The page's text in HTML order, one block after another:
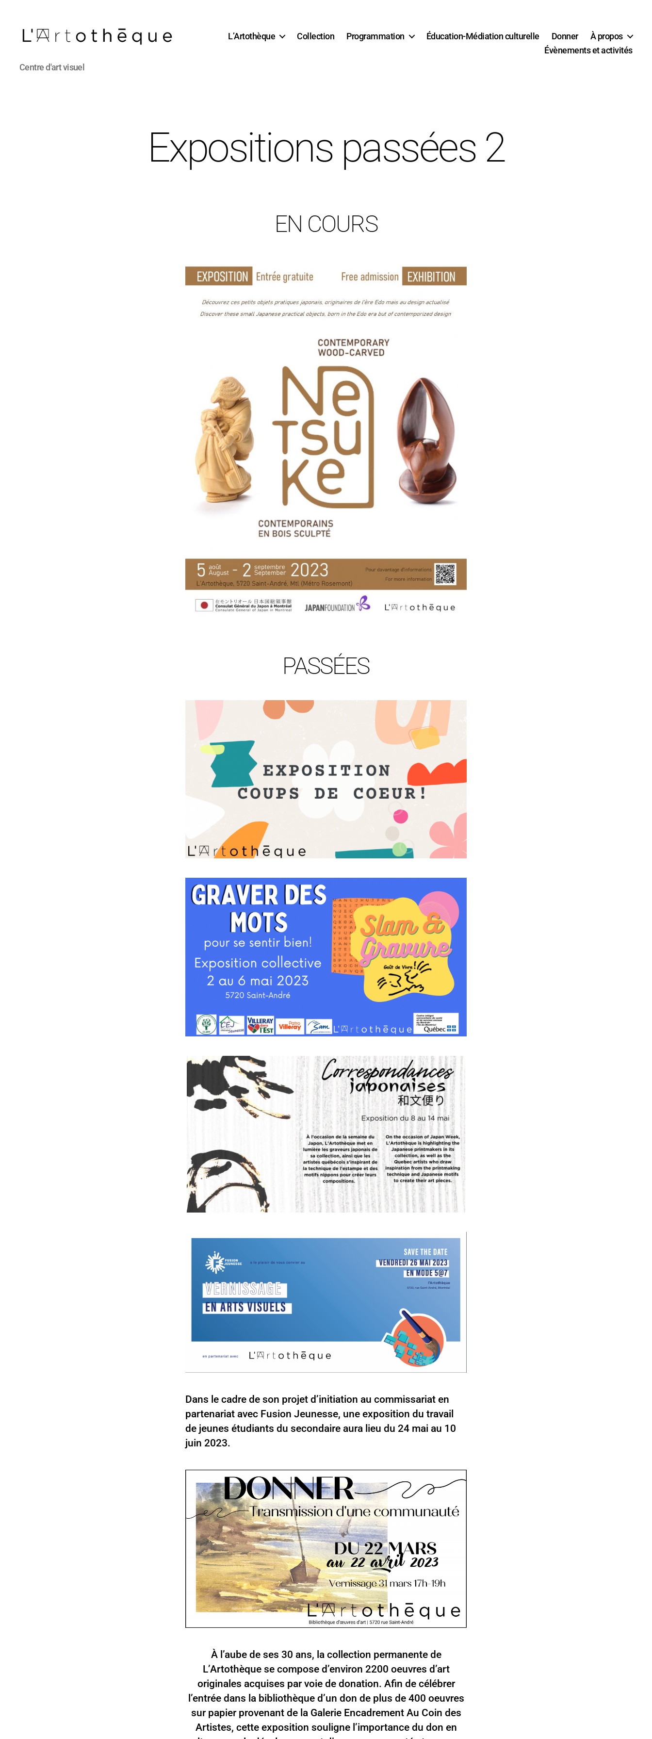
L'Artothèque
Centre d'art visuel
L’Artothèque Collection Programmation Éducation-Médiation culturelle Donner
À propos
Évènements et activités
Expositions passées 2
EN COURS
PASSÉES
Dans le cadre de son projet d’initiation au commissariat en
partenariat avec Fusion Jeunesse, une exposition du travail
de jeunes étudiants du secondaire aura lieu du 24 mai au 10
juin 2023.
À l’aube de ses 30 ans, la collection permanente de
L’Artothèque se compose d’environ 2200 oeuvres d’art
originales acquises par voie de donation. Afin de célébrer
l’entrée dans la bibliothèque d’un don de plus de 400 oeuvres
sur papier provenant de la Galerie Encadrement Au Coin des
Artistes, cette exposition souligne l’importance du don en